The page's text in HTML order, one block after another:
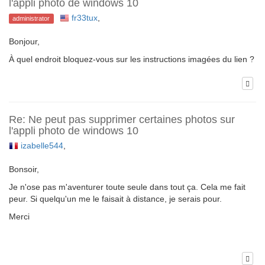
l'appli photo de windows 10
administrator fr33tux,
Bonjour,
À quel endroit bloquez-vous sur les instructions imagées du lien ?
Re: Ne peut pas supprimer certaines photos sur
l'appli photo de windows 10
izabelle544
Bonsoir,
Je n'ose pas m'aventurer toute seule dans tout ça. Cela me fait
peur. Si quelqu'un me le faisait à distance, je serais pour.
Merci